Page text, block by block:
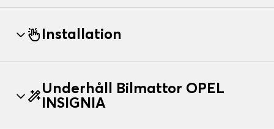
Installation
Underhåll Bilmattor OPEL
INSIGNIA